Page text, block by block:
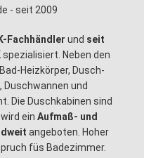
- seit 2009
Fachhändler und seit
Neben den
Heizkörper, Dusch-
Duschwannen und
Die Duschkabinen sind
ein Aufmaß- und
angeboten. Hoher
füs Badezimmer.